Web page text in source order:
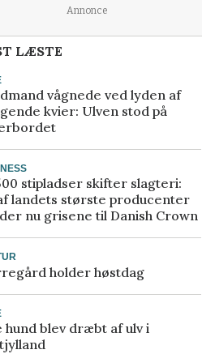
Annonce
LÆSTE
vågnede ved lyden af
kvier: Ulven stod på
stipladser skifter slagteri:
landets største producenter
nu grisene til Danish Crown
holder høstdag
hund blev dræbt af ulv i